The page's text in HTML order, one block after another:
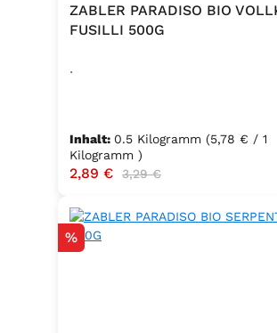
ZABLER PARADISO BIO
FUSILLI 500G
.
Inhalt: 0.5 Kilogramm (5,78 € / 1
Kilogramm )
Verkaufspreis:
2,89 € Regulärer Preis:
3,29 €
Rabatt
%